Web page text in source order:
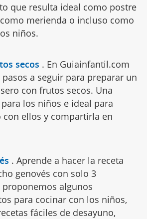
que resulta ideal como postre
merienda o incluso como
niños.
secos . En Guiainfantil.com
a seguir para preparar un
con frutos secos. Una
los niños e ideal para
ellos y compartirla en
. Aprende a hacer la receta
genovés con solo 3
proponemos algunos
para cocinar con los niños,
fáciles de desayuno,